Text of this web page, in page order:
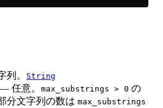
。
String
— 任意。 max_substrings > 0 の
分文字列の数は max_substrings